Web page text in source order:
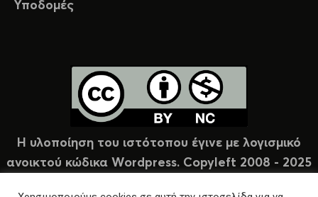
Υποδομές
Η υλοποίηση του ιστότοπου έγινε με λογισμικό
ανοικτού κώδικα Wordpress. Copyleft 2008 - 2025